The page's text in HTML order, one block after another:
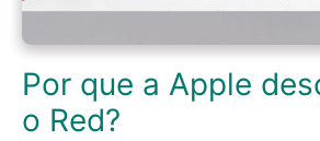
Por que a Apple
o Red?